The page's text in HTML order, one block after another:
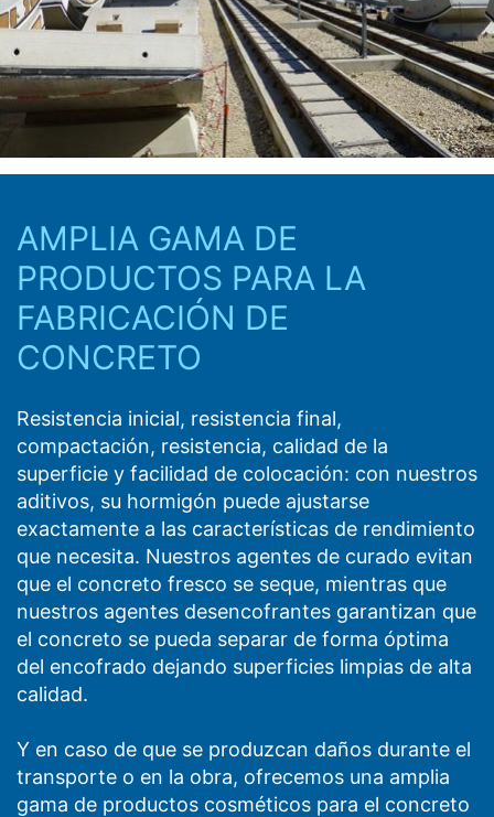
AMPLIA GAMA DE
PRODUCTOS PARA LA
FABRICACIÓN DE
CONCRETO
Resistencia inicial, resistencia final,
compactación, resistencia, calidad de la
superficie y facilidad de colocación: con nuestros
aditivos, su hormigón puede ajustarse
exactamente a las características de rendimiento
que necesita. Nuestros agentes de curado evitan
que el concreto fresco se seque, mientras que
nuestros agentes desencofrantes garantizan que
el concreto se pueda separar de forma óptima
del encofrado dejando superficies limpias de alta
calidad.
Y en caso de que se produzcan daños durante el
transporte o en la obra, ofrecemos una amplia
gama de productos cosméticos para el concreto